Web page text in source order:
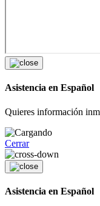
Asistencia en Español
Quieres información
Cerrar
Asistencia en Español